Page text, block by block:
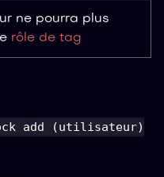
ne pourra plus
rôle de tag
add (utilisateur)